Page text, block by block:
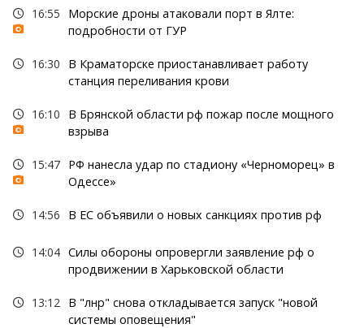
16:55
Морские дроны атаковали порт в Ялте:
подробности от ГУР
16:30
В Краматорске приостанавливает работу
станция переливания крови
16:10
В Брянской области рф пожар после мощного
взрыва
15:47 РФ нанесла удар по стадиону «Черноморец» в
Одессе»
14:56 В ЕС объявили о новых санкциях против рф
14:04 Силы обороны опровергли заявление рф о
продвижении в Харьковской области
13:12 В "лнр" снова откладывается запуск "новой
системы оповещения"